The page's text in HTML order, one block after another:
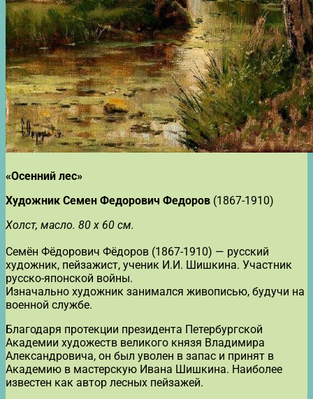
«Осенний лес»
Художник Семен Федорович Федоров (1867-1910)
Холст, масло. 80 х 60 см.
Семён Фёдорович Фёдоров (1867-1910) — русский
художник, пейзажист, ученик И.И. Шишкина. Участник
русско-японской войны.
Изначально художник занимался живописью, будучи на
военной службе.
Благодаря протекции президента Петербургской
Академии художеств великого князя Владимира
Александровича, он был уволен в запас и принят в
Академию в мастерскую Ивана Шишкина. Наиболее
известен как автор лесных пейзажей.